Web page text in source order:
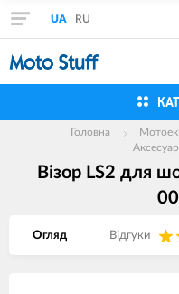
UA RU
Головна
Візор LS2 для
Огляд Вiдгуки